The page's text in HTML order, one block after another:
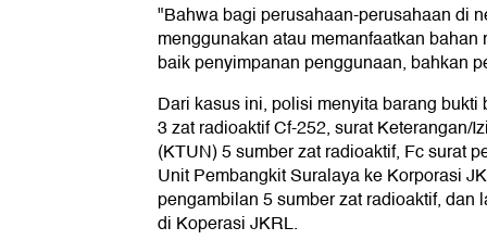
"Bahwa bagi perusahaan-perusahaan di
menggunakan atau memanfaatkan
baik penyimpanan penggunaan, bahkan
Dari kasus ini, polisi menyita barang
3 zat radioaktif Cf-252, surat Keterangan/
(KTUN) 5 sumber zat radioaktif, Fc surat
Unit Pembangkit Suralaya ke Korporasi
pengambilan 5 sumber zat radioaktif,
di Koperasi JKRL.